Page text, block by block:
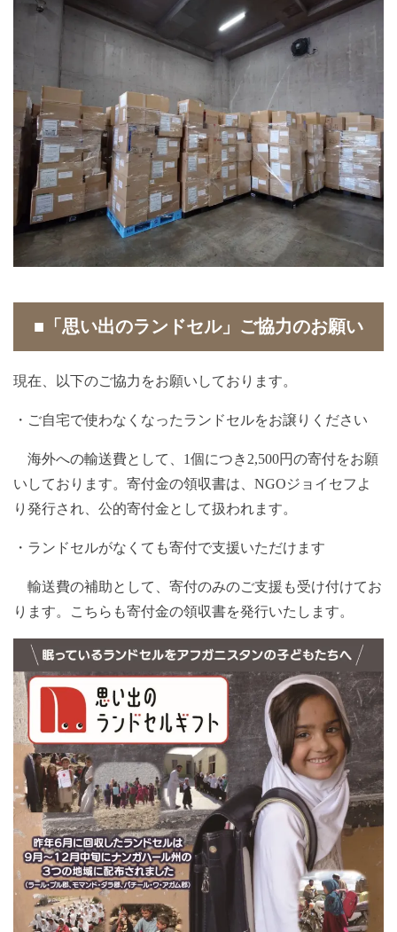
■「思い出のランドセル」ご協力のお願い
現在、以下のご協力をお願いしております。
・ご自宅で使わなくなったランドセルをお譲りください
海外への輸送費として、1個につき2,500円の寄付をお願
いしております。寄付金の領収書は、NGOジョイセフよ
り発行され、公的寄付金として扱われます。
・ランドセルがなくても寄付で支援いただけます
輸送費の補助として、寄付のみのご支援も受け付けてお
ります。こちらも寄付金の領収書を発行いたします。